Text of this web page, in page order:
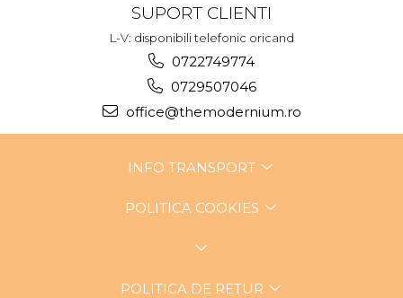
SUPORT CLIENTI
L-V: disponibili telefonic oricand
0722749774
0729507046
office@themodernium.ro
INFO TRANSPORT
POLITICA COOKIES
POLITICA DE RETUR